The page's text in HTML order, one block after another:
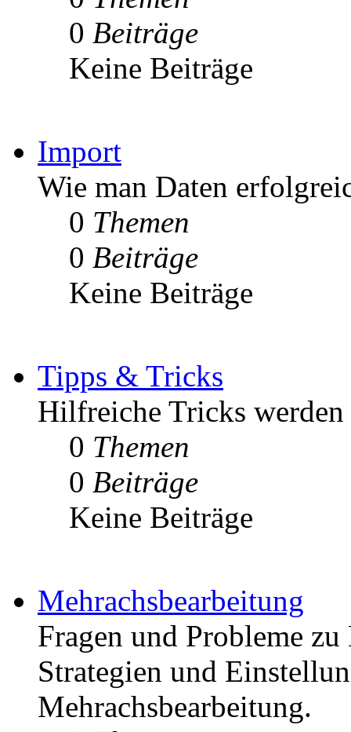
0 Beiträge
Keine Beiträge
Import
Wie man Daten
0 Themen
0 Beiträge
Keine Beiträge
Tipps & Tricks
Hilfreiche Tricks
0 Themen
0 Beiträge
Keine Beiträge
Mehrachsbearbeitung
Fragen und Probleme
Strategien und
Mehrachsbearbeitung.